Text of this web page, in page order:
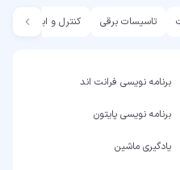
تاسیسات برقی کنترل و ابزار دقیق
برنامه نویسی فرانت اند
برنامه نویسی پایتون
یادگیری ماشین